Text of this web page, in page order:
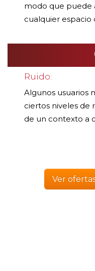
modo que puede
cualquier espacio
Ruido:
Algunos usuarios
ciertos niveles de
de un contexto a
Ver